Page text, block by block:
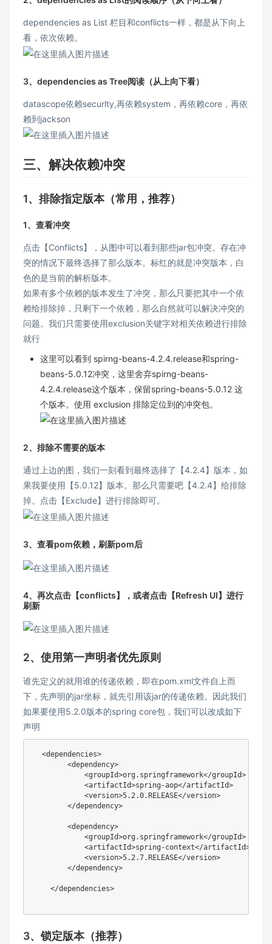
dependencies as List 栏目和conflicts一样，都是从下向上
看，依次依赖。
3、dependencies as Tree阅读（从上向下看）
datascope依赖securlty,再依赖system，再依赖core，再依
赖到jackson
三、解决依赖冲突
1、排除指定版本（常用，推荐）
1、查看冲突
点击【Conflicts】，从图中可以看到那些jar包冲突。存在冲
突的情况下最终选择了那么版本。标红的就是冲突版本，白
色的是当前的解析版本。
如果有多个依赖的版本发生了冲突，那么只要把其中一个依
赖给排除掉，只剩下一个依赖，那么自然就可以解决冲突的
问题。我们只需要使用exclusion关键字对相关依赖进行排除
就行
这里可以看到 spirng-beans-4.2.4.release和spring-
beans-5.0.12冲突，这里舍弃spirng-beans-
4.2.4.release这个版本，保留spring-beans-5.0.12 这
个版本。使用 exclusion 排除定位到的冲突包。
2、排除不需要的版本
通过上边的图，我们一刻看到最终选择了【4.2.4】版本，如
果我要使用【5.0.12】版本。那么只需要吧【4.2.4】给排除
掉。点击【Exclude】进行排除即可。
3、查看pom依赖，刷新pom后
4、再次点击【conflicts】，或者点击【Refresh UI】进行
刷新
2、使用第一声明者优先原则
谁先定义的就用谁的传递依赖，即在pom.xml文件自上而
下，先声明的jar坐标，就先引用该jar的传递依赖。因此我们
如果要使用5.2.0版本的spring core包，我们可以改成如下
声明
<dependencies>
<dependency>
<groupId>org.springframework</groupId>
<artifactId>spring-aop</artifactId>
<version>5.2.0.RELEASE</version>
</dependency>
<dependency>
<groupId>org.springframework</groupId>
<artifactId>spring-context</artifactId>
<version>5.2.7.RELEASE</version>
</dependency>
</dependencies>
3、锁定版本（推荐）